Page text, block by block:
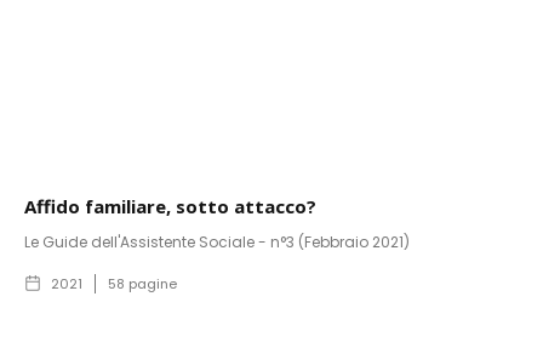
Affido familiare, sotto attacco?
Le Guide dell'Assistente Sociale - n°3 (Febbraio 2021)
2021 58 pagine